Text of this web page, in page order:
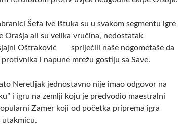
Šefa Ive Ištuka su u svakom segmentu igre
Orašja ali su velika vručina, nedostatak
Oštraković spriječili naše nogometaše da
i napune mrežu gostiju sa Save.
Neretljak jednostavno nije imao odgovor na
i igru na zemlji koju je predvodio maestralni
Zamer koji od početka priprema igra
utakmicu.